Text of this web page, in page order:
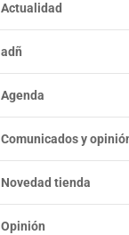
Actualidad
adñ
Agenda
Comunicados y
Novedad tienda
Opinión